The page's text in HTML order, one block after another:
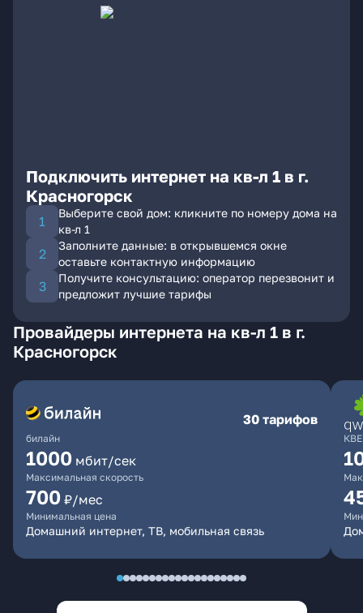
Подключить интернет на кв-л 1 в г.
Красногорск
Выберите свой дом: кликните по номеру дома на
кв-л 1
Заполните данные: в открывшемся окне
оставьте контактную информацию
Получите консультацию: оператор перезвонит и
предложит лучшие тарифы
Провайдеры интернета на кв-л 1 в г.
Красногорск
билайн
30 тарифов
1000 мбит/сек
Максимальная скорость
700 ₽/мес
Минимальная цена
Домашний интернет, ТВ, мобильная связь